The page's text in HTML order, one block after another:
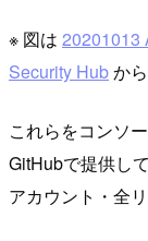
※ 図は 20201013
Security Hubから
これらをコンソ
GitHubで提供し
アカウント・全